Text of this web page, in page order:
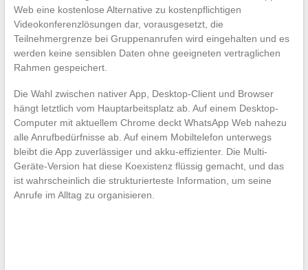
Web eine kostenlose Alternative zu kostenpflichtigen
Videokonferenzlösungen dar, vorausgesetzt, die
Teilnehmergrenze bei Gruppenanrufen wird eingehalten und es
werden keine sensiblen Daten ohne geeigneten vertraglichen
Rahmen gespeichert.
Die Wahl zwischen nativer App, Desktop-Client und Browser
hängt letztlich vom Hauptarbeitsplatz ab. Auf einem Desktop-
Computer mit aktuellem Chrome deckt WhatsApp Web nahezu
alle Anrufbedürfnisse ab. Auf einem Mobiltelefon unterwegs
bleibt die App zuverlässiger und akku-effizienter. Die Multi-
Geräte-Version hat diese Koexistenz flüssig gemacht, und das
ist wahrscheinlich die strukturierteste Information, um seine
Anrufe im Alltag zu organisieren.